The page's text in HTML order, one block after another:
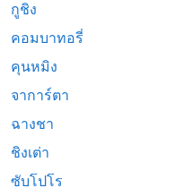
กูชิง
คอมบาทอรี่
คุนหมิง
จาการ์ตา
ฉางชา
ชิงเต่า
ซับโปโร